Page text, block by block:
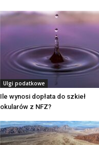
Ulgi podatkowe
Ile wynosi dopłata do szkieł
okularów z NFZ?